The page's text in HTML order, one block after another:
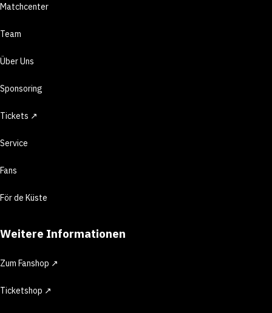
Matchcenter
Team
Über Uns
Sponsoring
Tickets ↗
Service
Fans
För de Küste
Weitere Informationen
Zum Fanshop ↗
Ticketshop ↗